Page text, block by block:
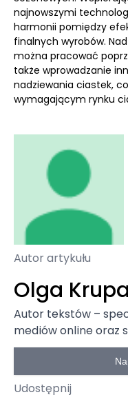
najnowszymi
harmonii pomiędzy
finalnych wyrobów.
można pracować
także wprowadzanie
nadziewania ciastek,
wymagającym rynku
Autor artykułu
Olga Krupa
Autor tekstów –
mediów online oraz
Udostępnij